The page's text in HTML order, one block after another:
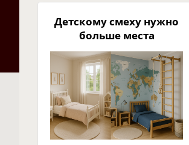
Детскому смеху нужно
больше места